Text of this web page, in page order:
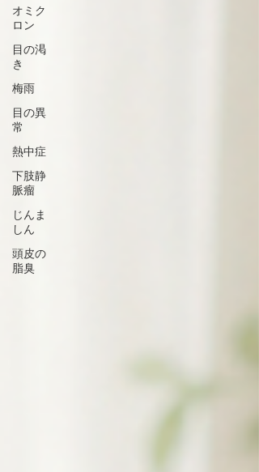
オミク
ロン
目の渇
き
梅雨
目の異
常
熱中症
下肢静
脈瘤
じんま
しん
頭皮の
脂臭